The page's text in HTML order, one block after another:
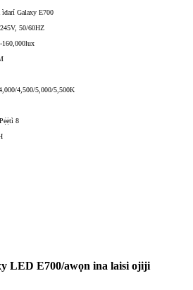
ìdarí Galaxy E700
50/60HZ
160,000lux
4,500/5,000/5,500K
8
LED E700/awọn ina laisi ojiji